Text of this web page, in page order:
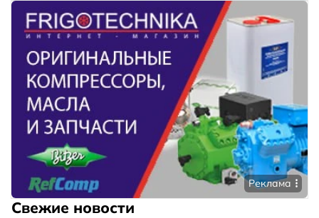
Реклама
Свежие новости